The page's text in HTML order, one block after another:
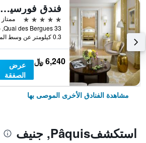
فندق فورسيزونز دي بيرج جنيف
5 نجوم
ممتاز 9.2
0.3 كيلومتر عن وسط المدينة
6,240 ﷼
عرض
الصفقة
مشاهدة الفنادق الأخرى الموصى بها
استكشفPâquis, جنيف